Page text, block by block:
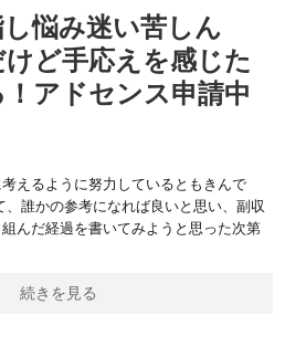
悩み迷い苦しん
ど手応えを感じた
アドセンス申請中
えるように努力しているともきんで
誰かの参考になれば良いと思い、副収
んだ経過を書いてみようと思った次第
続きを見る